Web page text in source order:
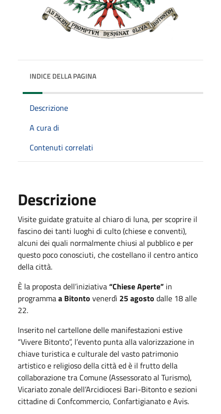
INDICE DELLA PAGINA
Descrizione
A cura di
Contenuti correlati
Descrizione
Visite guidate gratuite al chiaro di luna, per scoprire il
fascino dei tanti luoghi di culto (chiese e conventi),
alcuni dei quali normalmente chiusi al pubblico e per
questo poco conosciuti, che costellano il centro antico
della città.
È la proposta dell’iniziativa“Chiese Aperte” in
programmaa Bitonto venerdì 25 agosto dalle 18 alle
22.
Inserito nel cartellone delle manifestazioni estive
“Vivere Bitonto”, l’evento punta alla valorizzazione in
chiave turistica e culturale del vasto patrimonio
artistico e religioso della città ed è il frutto della
collaborazione tra Comune (Assessorato al Turismo),
Vicariato zonale dell’Arcidiocesi Bari-Bitonto e sezioni
cittadine di Confcommercio, Confartigianato e Avis.